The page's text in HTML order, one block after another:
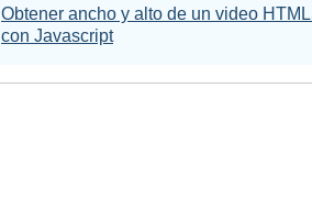
Obtener ancho y alto de un video
con Javascript